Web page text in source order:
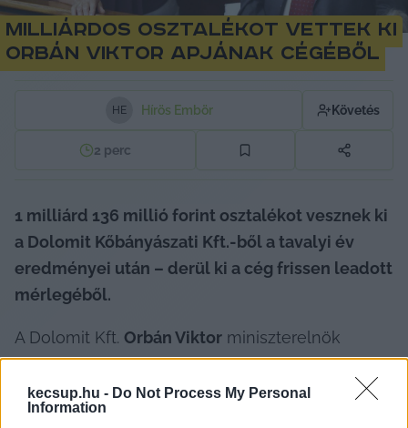
kecsup.hu - Do Not Process My Personal
Information
Milliárdos osztalékot vettek ki
Orbán Viktor apjának cégéből
H E Hírös Embör Követés
2 perc
1 milliárd 136 millió forint osztalékot vesznek ki
a Dolomit Kőbányászati Kft.-ből a tavalyi év
eredményei után – derül ki a cég frissen leadott
mérlegéből.
A Dolomit Kft. Orbán Viktor miniszterelnök
édesapjának, Orbán Győzőnek az érdekeltsége,
az üzletember tulajdoni hányada meghaladja az
50 százalékot. A Dolomit Kft. a 2020-as évet 3